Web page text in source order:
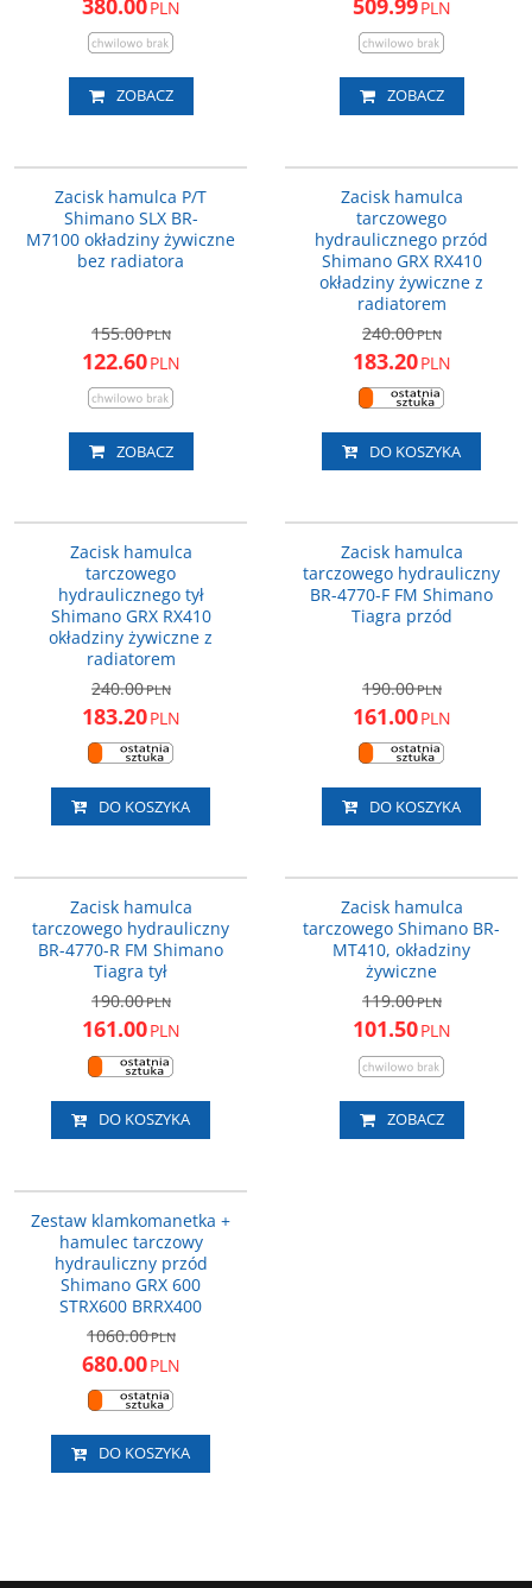
PLN
ZOBACZ
PLN
ZOBACZ
Zacisk hamulca P/T
Shimano SLX BR­
M7100 okładziny żywiczne
bez radiatora
155.00PLN
122.60PLN
ZOBACZ
Zacisk hamulca
tarczowego
hydraulicznego przód
Shimano GRX RX410
okładziny żywiczne z
radiatorem
240.00PLN
183.20PLN
DO KOSZYKA
Zacisk hamulca
tarczowego
hydraulicznego tył
Shimano GRX RX410
okładziny żywiczne z
radiatorem
240.00PLN
183.20PLN
DO KOSZYKA
Zacisk hamulca
tarczowego hydrauliczny
BR-4770-F FM Shimano
Tiagra przód
190.00PLN
161.00PLN
DO KOSZYKA
Zacisk hamulca
tarczowego hydrauliczny
BR-4770-R FM Shimano
Tiagra tył
190.00PLN
161.00PLN
DO KOSZYKA
Zacisk hamulca
tarczowego Shimano BR­-
MT410, okładziny
żywiczne
119.00PLN
101.50PLN
ZOBACZ
DARMOWA DOSTAWA
Zestaw klamkomanetka +
hamulec tarczowy
hydrauliczny przód
Shimano GRX 600
STRX600 BRRX400
1060.00PLN
680.00PLN
DO KOSZYKA